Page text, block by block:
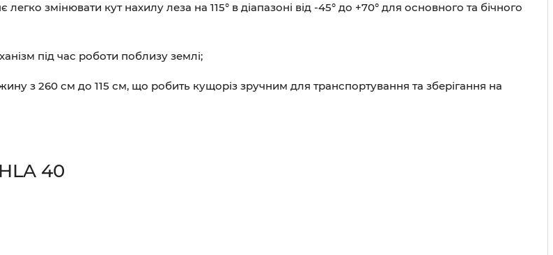
змінювати кут нахилу леза на 115° в діапазоні від -45° до +70° для основного та бічного
під час роботи поблизу землі;
з 260 см до 115 см, що робить кущоріз зручним для транспортування та зберігання на
40